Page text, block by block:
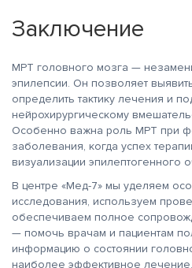
Заключение
МРТ головного мозга —
эпилепсии. Он позволяет
определить тактику лечения и
нейрохирургическому
Особенно важна роль МРТ при
заболевания, когда успех
визуализации эпилептогенного
В центре «Мед-7» мы уделяем
исследования, используем
обеспечиваем полное
— помочь врачам и пациентам
информацию о состоянии
наиболее эффективное